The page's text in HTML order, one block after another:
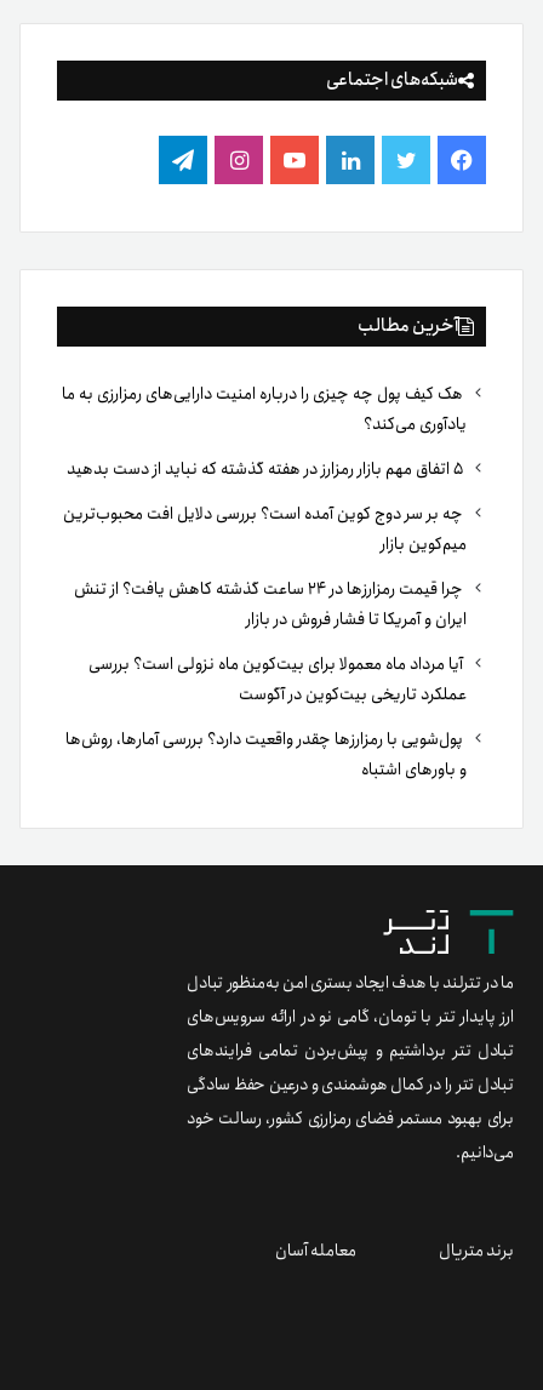
شبکه‌های اجتماعی
فیس
بوک
توییتر لینکدینیوتیوباینستاگرام
تلگرام
آخرین مطالب
هک کیف پول چه چیزی را درباره امنیت دارایی‌های رمزارزی به ما
یادآوری می‌کند؟
چه بر سر دوج کوین آمده است؟ بررسی دلایل افت محبوب‌ترین
میم‌کوین بازار
چرا قیمت رمزارزها در ۲۴ ساعت گذشته کاهش یافت؟ از تنش
ایران و آمریکا تا فشار فروش در بازار
آیا مرداد ماه معمولا برای بیت‌کوین ماه نزولی است؟ بررسی
عملکرد تاریخی بیت‌کوین در آگوست
پول‌شویی با رمزارزها چقدر واقعیت دارد؟ بررسی آمارها، روش‌ها
و باورهای اشتباه
ما در تترلند با هدف ایجاد بستری امن به‌منظور تبادل
ارز پایدار تتر با تومان، گامی نو در ارائه سرویس‌های
تبادل تتر برداشتیم و پیش‌بردن تمامی فرایندهای
تبادل تتر را در کمال هوشمندی و درعین حفظ سادگی
برای بهبود مستمر فضای رمزارزی کشور، رسالت خود
می‌دانیم.
برند متریال معامله آسان